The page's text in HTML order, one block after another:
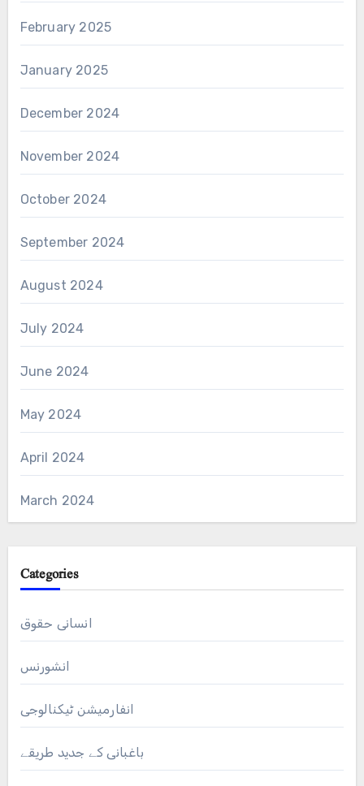
February 2025
January 2025
December 2024
November 2024
October 2024
September 2024
August 2024
July 2024
June 2024
May 2024
April 2024
March 2024
Categories
انسانی حقوق
انشورنس
انفارمیشن ٹیکنالوجی
باغبانی کے جدید طریقے